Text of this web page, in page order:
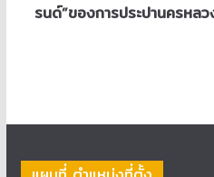
รนด์”ของการประปานครหล